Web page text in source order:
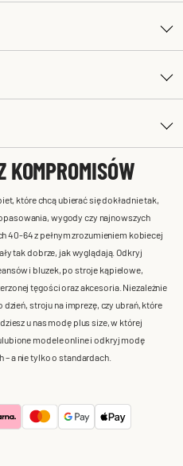
KOMPROMISÓW
które chcą ubierać się dokładnie tak,
wygody czy najnowszych
40-64 z pełnym zrozumieniem kobiecej
tak dobrze, jak wyglądają. Odkryj
i bluzek, po stroje kąpielowe,
tęgości oraz akcesoria. Niezależnie
stroju na imprezę, czy ubrań, które
u nas modę plus size, w której
modele online i odkryj modę
a nie tylko o standardach.